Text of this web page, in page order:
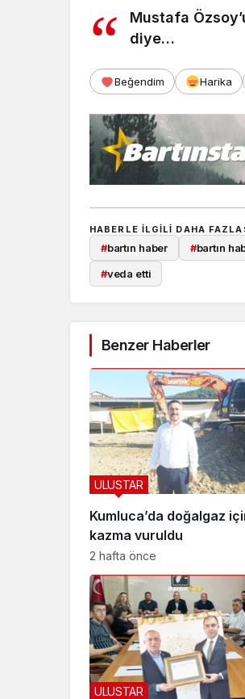
Mustafa
diye…
Beğendim Harika
HABERLE ILGILI DAHA
#bartın haber #bartın
#veda etti
Benzer Haberler
Kumluca’da doğalgaz
kazma vuruldu
ULUSTAR
2 hafta önce
ULUSTAR